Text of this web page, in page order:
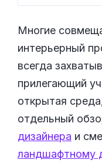
Многие
интерьерный
всегда
прилегающий
открытая
отдельный
дизайнера и
ландшафтному